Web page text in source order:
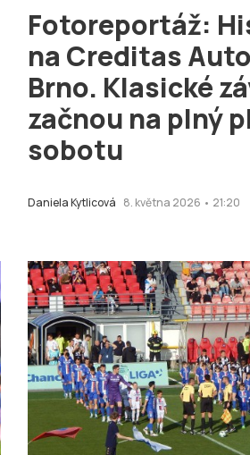
Fotoreportáž:
na Creditas
Brno. Klasické
začnou na plný
sobotu
Daniela Kytlicová 8. května 2026 • 21:20